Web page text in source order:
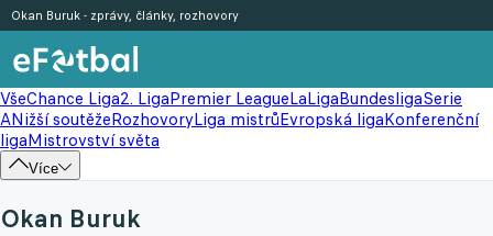
VšeChance Liga2. LigaPremier LeagueLaLigaBundesligaSerie
ANižší soutěžeRozhovoryLiga mistrůEvropská ligaKonferenční
ligaMistrovství světa
Více
Okan Buruk - zprávy, články, rozhovory
Okan Buruk